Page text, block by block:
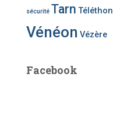
sécurité Tarn Téléthon
Vénéon Vézère
Facebook